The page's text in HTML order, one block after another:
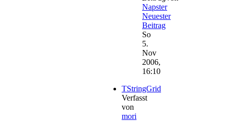
Napster
Neuester
Beitrag
So
5.
Nov
2006,
16:10
TStringGrid
Verfasst
von
mori